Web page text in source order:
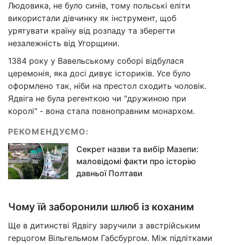
Людовика, не було синів, тому польські еліти
використали дівчинку як інструмент, щоб
урятувати країну від розпаду та зберегти
незалежність від Угорщини.
1384 року у Вавельському соборі відбулася
церемонія, яка досі дивує істориків. Усе було
оформлено так, ніби на престол сходить чоловік.
Ядвіга не була регенткою чи "дружиною при
королі" - вона стала повноправним монархом.
РЕКОМЕНДУЄМО:
Секрет назви та вибір Мазепи:
маловідомі факти про історію
давньої Полтави
Чому їй заборонили шлюб із коханим
Ще в дитинстві Ядвігу заручили з австрійським
герцогом Вільгельмом Габсбургом. Між підлітками